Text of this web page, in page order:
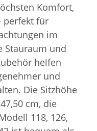
Komfort,
perfekt für
im
Stauraum und
helfen
und
Die Sitzhöhe
cm, die
118, 126,